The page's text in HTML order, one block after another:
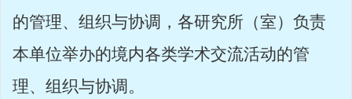
的管理、组织与协调，各研究所（室）负责
本单位举办的境内各类学术交流活动的管
理、组织与协调。